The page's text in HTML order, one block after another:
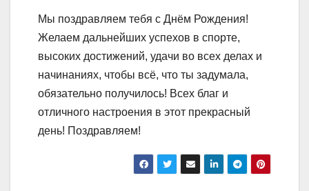
Мы поздравляем тебя с Днём Рождения!
Желаем дальнейших успехов в спорте,
высоких достижений, удачи во всех делах и
начинаниях, чтобы всё, что ты задумала,
обязательно получилось! Всех благ и
отличного настроения в этот прекрасный
день! Поздравляем!